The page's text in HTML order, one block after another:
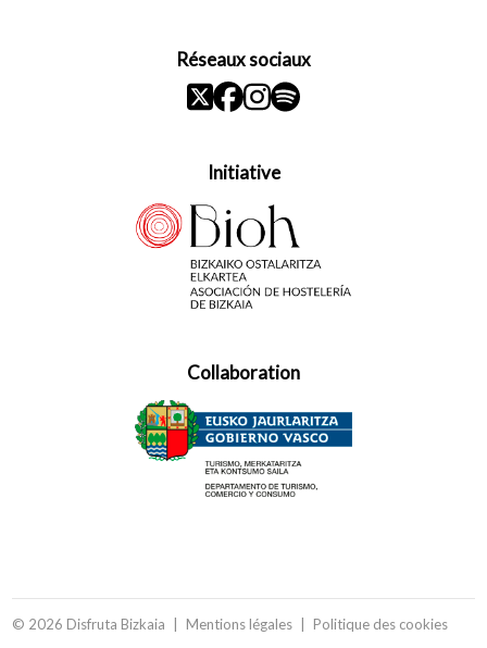
Réseaux sociaux
Initiative
Collaboration
© 2026 Disfruta Bizkaia Mentions légales Politique des cookies